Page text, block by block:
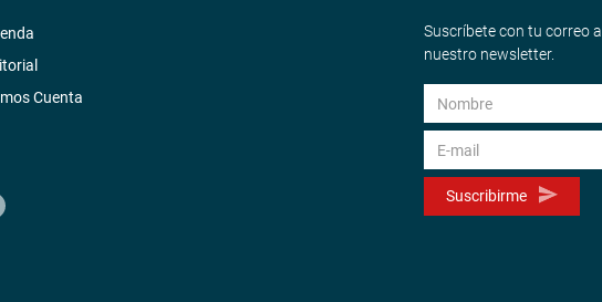
Cuenta
Suscríbete con tu correo a
nuestro newsletter.
Suscribirme